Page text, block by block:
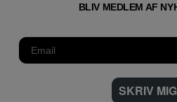
BLIV MEDLEM AF
SKRIV